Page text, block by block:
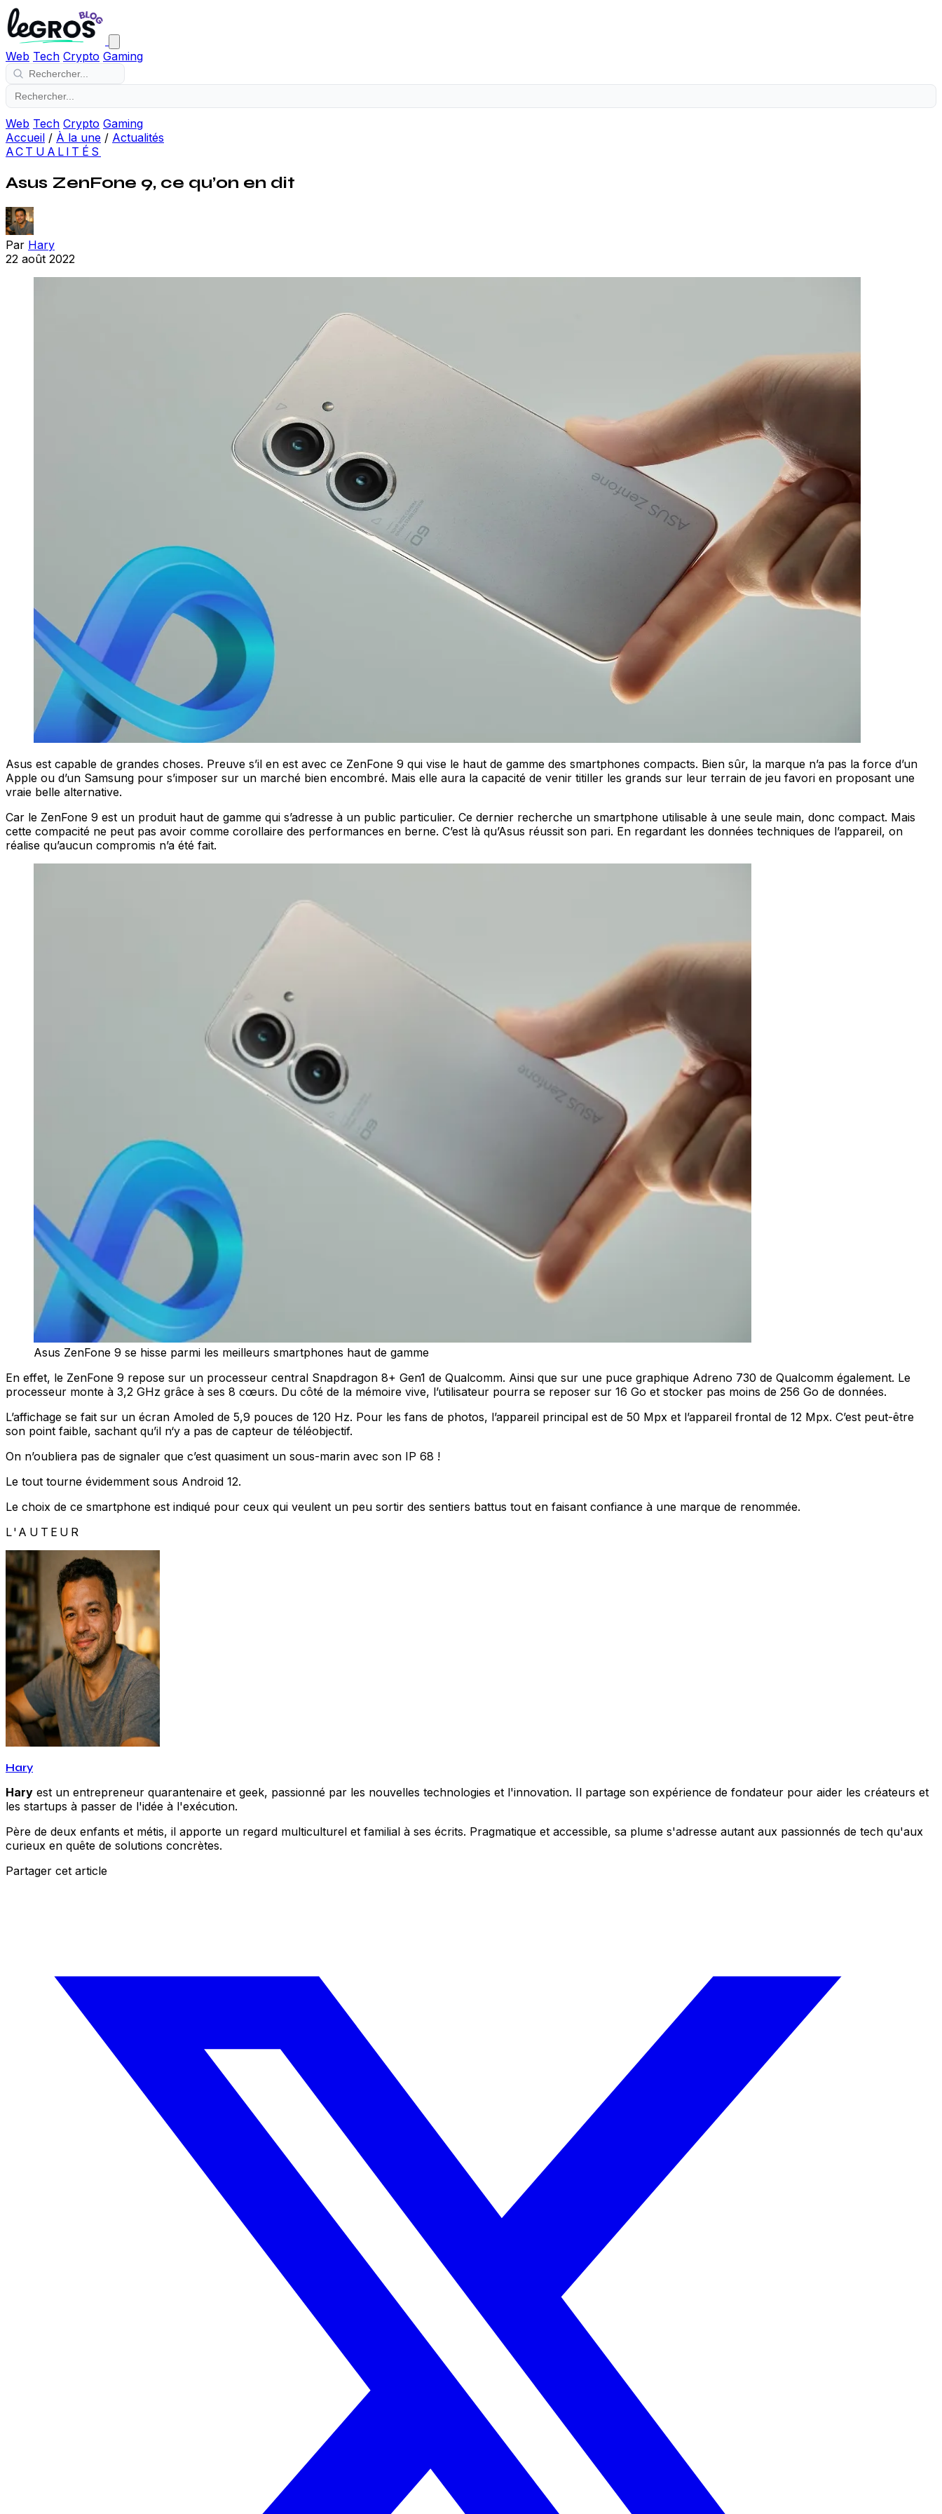
Web Tech Crypto Gaming
Web Tech Crypto Gaming
Accueil / À la une / Actualités
ACTUALITÉS
Asus ZenFone 9, ce qu’on en dit
Par Hary
22 août 2022
Asus est capable de grandes choses. Preuve s’il en est avec ce ZenFone 9 qui vise le haut de gamme des smartphones compacts. Bien sûr, la marque n’a pas la force d’un
Apple ou d’un Samsung pour s’imposer sur un marché bien encombré. Mais elle aura la capacité de venir titiller les grands sur leur terrain de jeu favori en proposant une
vraie belle alternative.
Car le ZenFone 9 est un produit haut de gamme qui s’adresse à un public particulier. Ce dernier recherche un smartphone utilisable à une seule main, donc compact. Mais
cette compacité ne peut pas avoir comme corollaire des performances en berne. C’est là qu’Asus réussit son pari. En regardant les données techniques de l’appareil, on
réalise qu’aucun compromis n’a été fait.
Asus ZenFone 9 se hisse parmi les meilleurs smartphones haut de gamme
En effet, le ZenFone 9 repose sur un processeur central Snapdragon 8+ Gen1 de Qualcomm. Ainsi que sur une puce graphique Adreno 730 de Qualcomm également. Le
processeur monte à 3,2 GHz grâce à ses 8 cœurs. Du côté de la mémoire vive, l’utilisateur pourra se reposer sur 16 Go et stocker pas moins de 256 Go de données.
L’affichage se fait sur un écran Amoled de 5,9 pouces de 120 Hz. Pour les fans de photos, l’appareil principal est de 50 Mpx et l’appareil frontal de 12 Mpx. C’est peut-être
son point faible, sachant qu’il n‘y a pas de capteur de téléobjectif.
On n’oubliera pas de signaler que c’est quasiment un sous-marin avec son IP 68 !
Le tout tourne évidemment sous Android 12.
Le choix de ce smartphone est indiqué pour ceux qui veulent un peu sortir des sentiers battus tout en faisant confiance à une marque de renommée.
L'AUTEUR
Hary
Hary est un entrepreneur quarantenaire et geek, passionné par les nouvelles technologies et l'innovation. Il partage son expérience de fondateur pour aider les créateurs et
les startups à passer de l'idée à l'exécution.
Père de deux enfants et métis, il apporte un regard multiculturel et familial à ses écrits. Pragmatique et accessible, sa plume s'adresse autant aux passionnés de tech qu'aux
curieux en quête de solutions concrètes.
Partager cet article